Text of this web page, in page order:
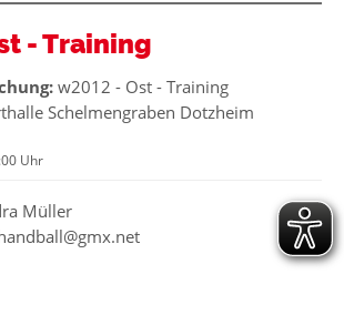
- Training
w2012 - Ost - Training
Schelmengraben Dotzheim
Uhr
Müller